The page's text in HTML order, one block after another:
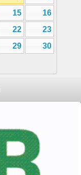
15
16
22
23
29
30